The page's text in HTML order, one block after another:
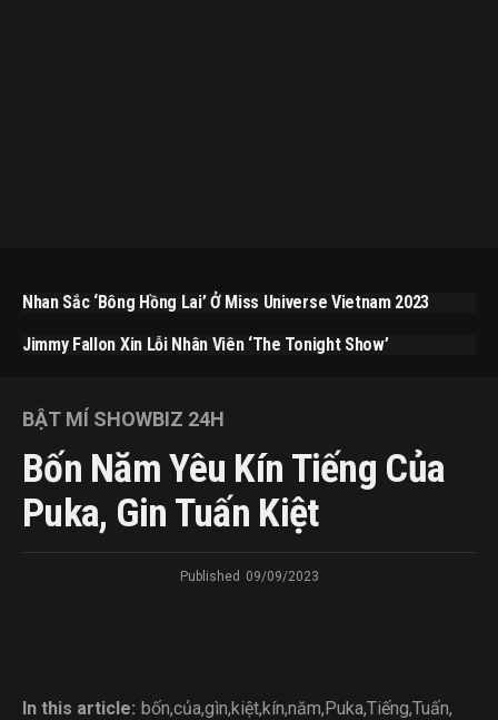
Nhan Sắc ‘bông Hồng Lai’ Ở Miss Universe Vietnam 2023
Jimmy Fallon Xin Lỗi Nhân Viên ‘The Tonight Show’
BẬT MÍ SHOWBIZ 24H
Bốn Năm Yêu Kín Tiếng Của
Puka, Gin Tuấn Kiệt
Published 09/09/2023
In this article: bốn,của,gìn,kiệt,kín,năm,Puka,Tiếng,Tuấn,